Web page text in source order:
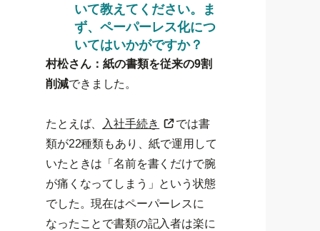
いて教えてください。ま
ず、ペーパーレス化につ
いてはいかがですか？
村松さん：紙の書類を従来の9割
削減できました。
たとえば、 入社手続き
では書
類が22種類もあり、紙で運用して
いたときは「名前を書くだけで腕
が痛くなってしまう」という状態
でした。現在はペーパーレスに
なったことで書類の記入者は楽に